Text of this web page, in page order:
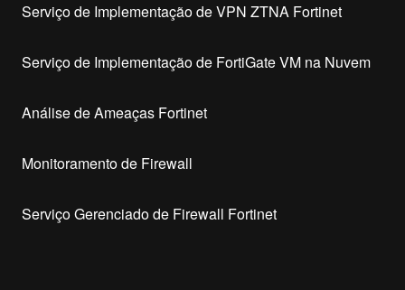
Serviço de Implementação de VPN ZTNA Fortinet
Serviço de Implementação de FortiGate VM na Nuvem
Análise de Ameaças Fortinet
Monitoramento de Firewall
Serviço Gerenciado de Firewall Fortinet